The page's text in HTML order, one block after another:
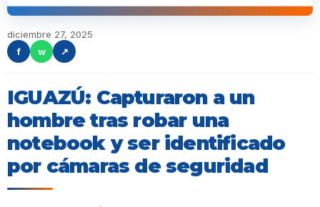
diciembre 27, 2025
f
w ↗
IGUAZÚ: Capturaron a un
hombre tras robar una
notebook y ser identificado
por cámaras de seguridad